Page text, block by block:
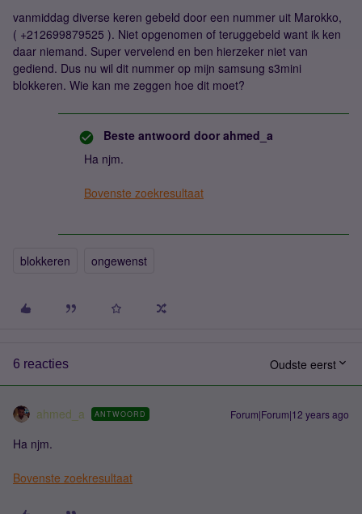
vanmiddag diverse keren gebeld door een nummer uit Marokko,
( +212699879525 ). Niet opgenomen of teruggebeld want ik ken
daar niemand. Super vervelend en ben hierzeker niet van
gediend. Dus nu wil dit nummer op mijn samsung s3mini
blokkeren. Wie kan me zeggen hoe dit moet?
Beste antwoord door ahmed_a
Ha njm.
Bovenste zoekresultaat
blokkeren ongewenst
6 reacties Oudste eerst
ahmed_a ANTWOORD Forum|Forum|12 years ago
Ha njm.
Bovenste zoekresultaat